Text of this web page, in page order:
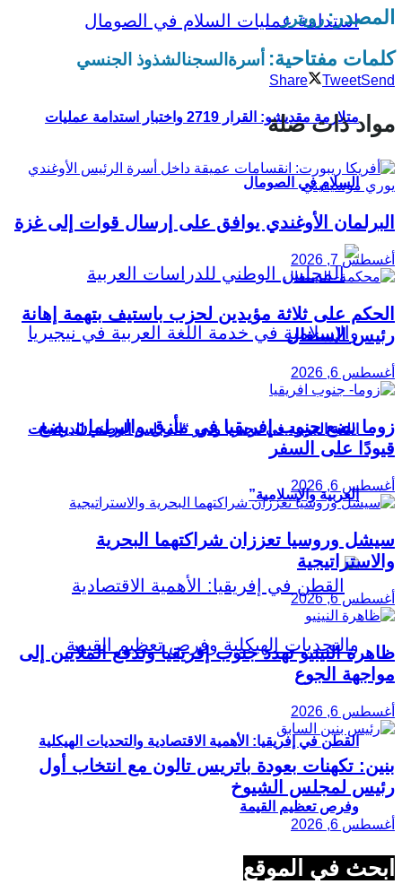
متلازمة مقديشو: القرار 2719 واختبار استدامة عمليات
السلام في الصومال
اللغة العربية في نيجيريا ودور “المجلس الوطني للدراسات
العربية والإسلامية”
القطن في إفريقيا: الأهمية الاقتصادية والتحديات الهيكلية
وفرص تعظيم القيمة
المصدر:رويترز
كلمات مفتاحية: أسرة السجنالشذوذ الجنسي
Share TweetSend
مواد ذات صلة
البرلمان الأوغندي يوافق على إرسال قوات إلى غزة
أغسطس 7, 2026
الحكم على ثلاثة مؤيدين لحزب باستيف بتهمة إهانة
رئيس السنغال
أغسطس 6, 2026
زوما يضع جنوب إفريقيا في مأزق والبرلمان يضع
قيودًا على السفر
أغسطس 6, 2026
سيشل وروسيا تعززان شراكتهما البحرية
والاستراتيجية
أغسطس 6, 2026
ظاهرة النينيو تهدد جنوب إفريقيا وتدفع الملايين إلى
مواجهة الجوع
أغسطس 6, 2026
بنين: تكهنات بعودة باتريس تالون مع انتخاب أول
رئيس لمجلس الشيوخ
أغسطس 6, 2026
ابحث في الموقع